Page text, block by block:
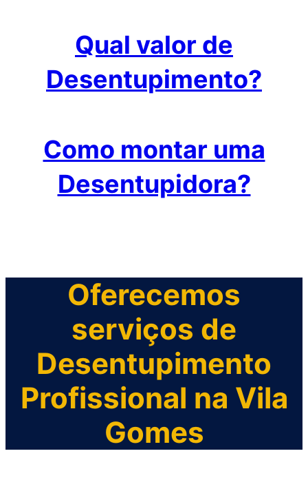
Qual valor de
Desentupimento?
Como montar uma
Desentupidora?
Oferecemos
serviços de
Desentupimento
Profissional na Vila
Gomes